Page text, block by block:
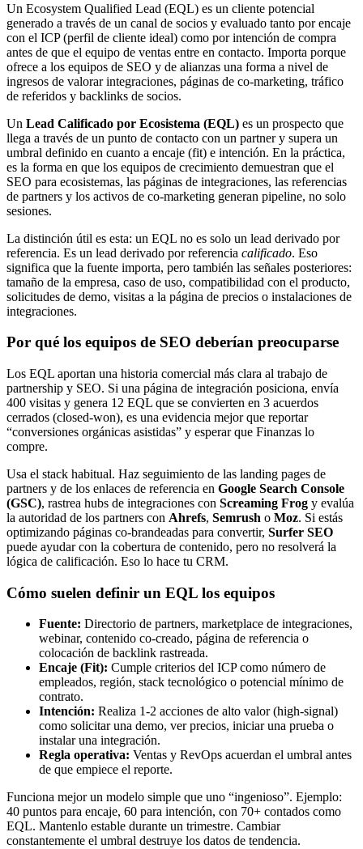
Un Ecosystem Qualified Lead (EQL) es un cliente potencial
generado a través de un canal de socios y evaluado tanto por encaje
con el ICP (perfil de cliente ideal) como por intención de compra
antes de que el equipo de ventas entre en contacto. Importa porque
ofrece a los equipos de SEO y de alianzas una forma a nivel de
ingresos de valorar integraciones, páginas de co-marketing, tráfico
de referidos y backlinks de socios.
Un Lead Calificado por Ecosistema (EQL) es un prospecto que
llega a través de un punto de contacto con un partner y supera un
umbral definido en cuanto a encaje (fit) e intención. En la práctica,
es la forma en que los equipos de crecimiento demuestran que el
SEO para ecosistemas, las páginas de integraciones, las referencias
de partners y los activos de co-marketing generan pipeline, no solo
sesiones.
La distinción útil es esta: un EQL no es solo un lead derivado por
referencia. Es un lead derivado por referencia calificado. Eso
significa que la fuente importa, pero también las señales posteriores:
tamaño de la empresa, caso de uso, compatibilidad con el producto,
solicitudes de demo, visitas a la página de precios o instalaciones de
integraciones.
Por qué los equipos de SEO deberían preocuparse
Los EQL aportan una historia comercial más clara al trabajo de
partnership y SEO. Si una página de integración posiciona, envía
400 visitas y genera 12 EQL que se convierten en 3 acuerdos
cerrados (closed-won), es una evidencia mejor que reportar
“conversiones orgánicas asistidas” y esperar que Finanzas lo
compre.
Usa el stack habitual. Haz seguimiento de las landing pages de
partners y de los enlaces de referencia en Google Search Console
(GSC), rastrea hubs de integraciones con Screaming Frog y evalúa
la autoridad de los partners con Ahrefs, Semrush o Moz. Si estás
optimizando páginas co-brandeadas para convertir, Surfer SEO
puede ayudar con la cobertura de contenido, pero no resolverá la
lógica de calificación. Eso lo hace tu CRM.
Cómo suelen definir un EQL los equipos
Fuente: Directorio de partners, marketplace de integraciones,
webinar, contenido co-creado, página de referencia o
colocación de backlink rastreada.
Encaje (Fit): Cumple criterios del ICP como número de
empleados, región, stack tecnológico o potencial mínimo de
contrato.
Intención: Realiza 1-2 acciones de alto valor (high-signal)
como solicitar una demo, ver precios, iniciar una prueba o
instalar una integración.
Regla operativa: Ventas y RevOps acuerdan el umbral antes
de que empiece el reporte.
Funciona mejor un modelo simple que uno “ingenioso”. Ejemplo:
40 puntos para encaje, 60 para intención, con 70+ contados como
EQL. Mantenlo estable durante un trimestre. Cambiar
constantemente el umbral destruye los datos de tendencia.